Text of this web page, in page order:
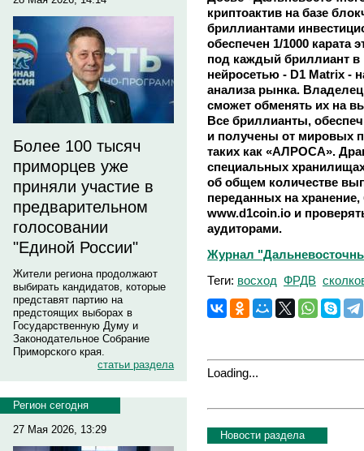
Более 100 тысяч
приморцев уже
приняли участие в
предварительном
голосовании
"Единой России"
Жители региона продолжают
выбирать кандидатов, которые
представят партию на
предстоящих выборах в
Государственную Думу и
Законодательное Собрание
Приморского края.
статьи раздела
Регион сегодня
27 Мая 2026, 13:29
криптоактив на базе
бриллиантами
обеспечен 1/1000 карата
под каждый бриллиант в
нейросетью - D1 Matrix -
анализа рынка.
сможет обменять их на
Все бриллианты,
и получены от мировых
таких как «АЛРОСА».
специальных
об общем количестве
переданных на хранение,
www.d1coin.io и
аудиторами.
Журнал
Теги: восход ФРДВ
Loading...
Новости раздела